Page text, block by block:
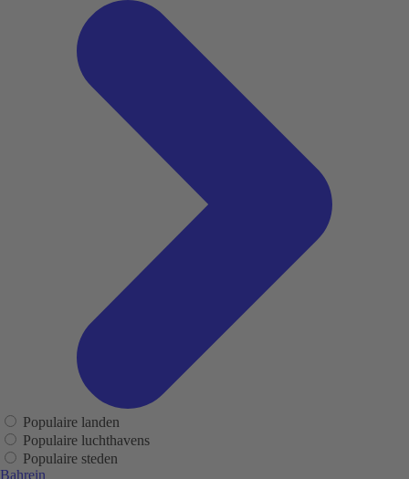
Populaire landen
Populaire luchthavens
Populaire steden
Bahrein